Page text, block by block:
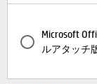
Microsoft
ルアタッチ